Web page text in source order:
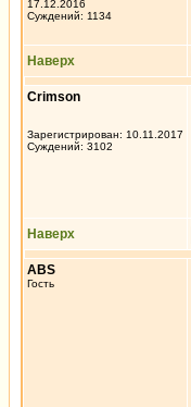
17.12.2016
Суждений: 1134
Наверх
Crimson
Зарегистрирован: 10.11.2017
Суждений: 3102
Наверх
ABS
Гость